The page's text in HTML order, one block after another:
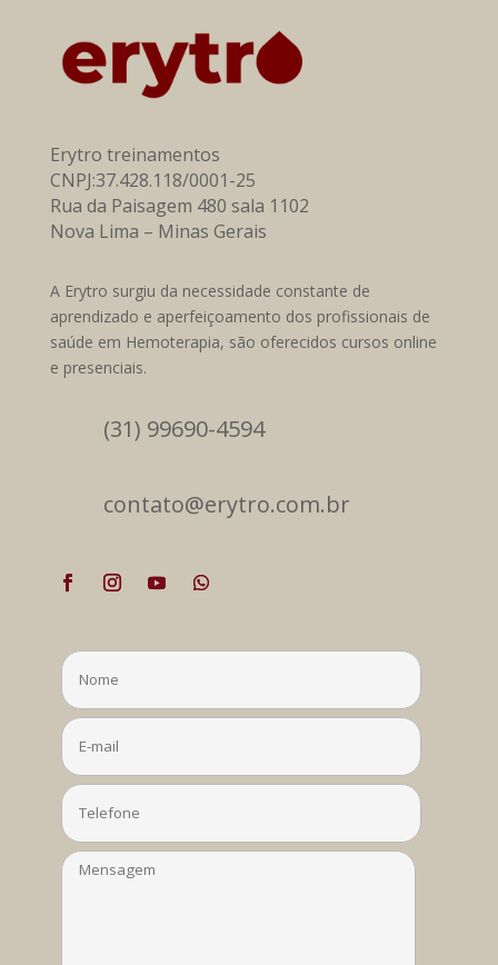
Erytro treinamentos
CNPJ:37.428.118/0001-25
Rua da Paisagem 480 sala 1102
Nova Lima – Minas Gerais
A Erytro surgiu da necessidade constante de
aprendizado e aperfeiçoamento dos profissionais de
saúde em Hemoterapia, são oferecidos cursos online
e presenciais.
(31) 99690-4594
contato@erytro.com.br